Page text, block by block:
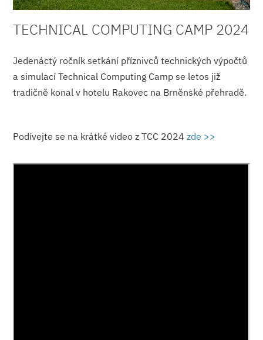
TECHNICAL COMPUTING CAMP 2024
Jedenáctý ročník setkání příznivců technických výpočtů
a simulací Technical Computing Camp se letos již
tradičně konal v hotelu Rakovec na Brněnské přehradě.
Podívejte se na krátké video z TCC 2024zde >>